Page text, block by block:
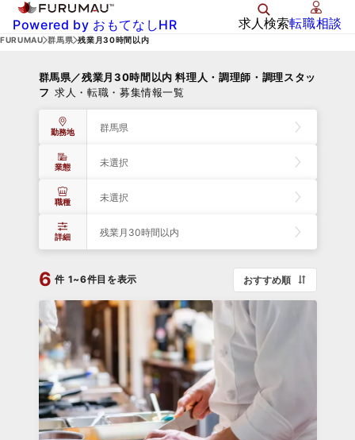
Powered by おもてなしHR 求人検索転職相談
FURUMAU 群馬県 残業月30時間以内
群馬県／残業月30時間以内 料理人・調理師・調理スタッ
フ 求人・転職・募集情報一覧
勤務地 群馬県
業態 未選択
職種 未選択
詳細 残業月30時間以内
6 件 1~6件目を表示 おすすめ順